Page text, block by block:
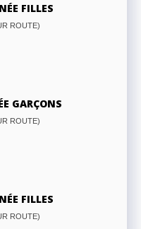
FILLES
ROUTE)
GARÇONS
ROUTE)
FILLES
ROUTE)